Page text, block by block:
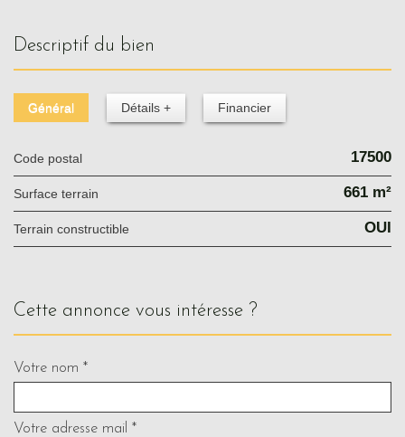
descriptif du bien
Général Détails + Financier
Code postal 17500
surface terrain 661 m²
Terrain constructible OUI
cette annonce vous intéresse ?
Votre nom *
Votre adresse mail *